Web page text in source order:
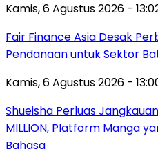
Kamis, 6 Agustus 2026 -
Fair Finance Asia Desak
Pendanaan untuk Sektor
Kamis, 6 Agustus 2026 -
Shueisha Perluas
MILLION, Platform Manga
Bahasa